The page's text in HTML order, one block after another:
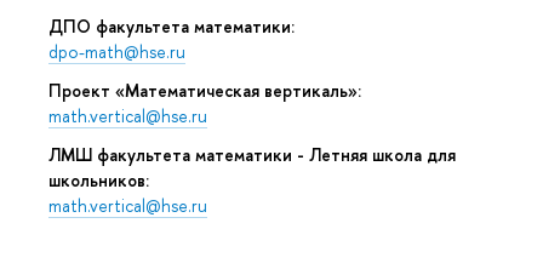
ДПО факультета математики:
dpo-math@hse.ru
Проект «Математическая вертикаль»:
math.vertical@hse.ru
ЛМШ факультета математики - Летняя школа для
школьников:
math.vertical@hse.ru